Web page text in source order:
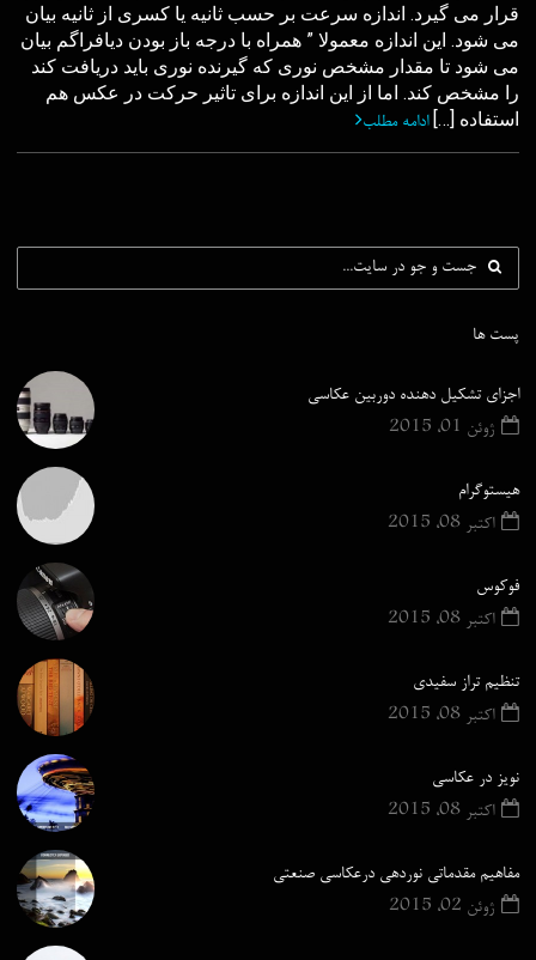
قرار می گیرد. اندازه سرعت بر حسب ثانيه يا کسری از ثانيه بيان
می شود. اين اندازه معمولا ” همراه با درجه باز بودن ديافراگم بيان
می شود تا مقدار مشخص نوری که گيرنده نوری بايد دريافت کند
را مشخص کند. اما از اين اندازه برای تاثير حرکت در عکس هم
استفاده […]ادامه مطلب
پست ها
اجزای تشکیل دهنده دوربین عکاسی
ژوئن 01, 2015
هیستوگرام
اکتبر 08, 2015
فوکوس
اکتبر 08, 2015
تنظیم تراز سفیدی
اکتبر 08, 2015
نویز در عکاسی
اکتبر 08, 2015
مفاهیم مقدماتی نوردهی درعکاسی صنعتی
ژوئن 02, 2015